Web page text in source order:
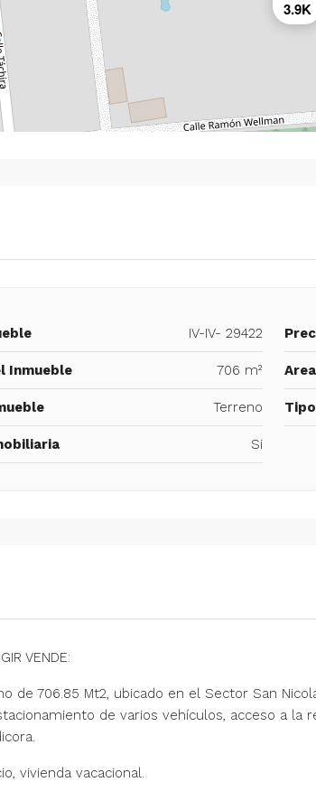
3.9K
IV-IV- 29422
Inmueble 706 m²
Terreno
Si
VENDE:
de 706.85 Mt2, ubicado en el Sector San
de varios vehículos, acceso a la
vivienda vacacional.